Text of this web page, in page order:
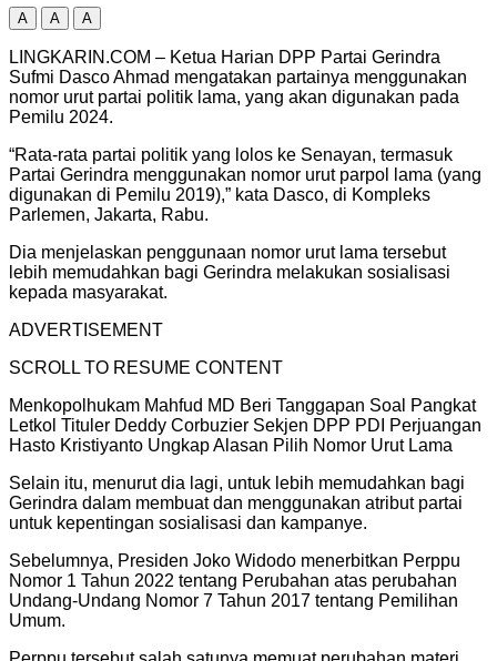
A A A
LINGKARIN.COM – Ketua Harian DPP Partai Gerindra
Sufmi Dasco Ahmad mengatakan partainya menggunakan
nomor urut partai politik lama, yang akan digunakan pada
Pemilu 2024.
“Rata-rata partai politik yang lolos ke Senayan, termasuk
Partai Gerindra menggunakan nomor urut parpol lama (yang
digunakan di Pemilu 2019),” kata Dasco, di Kompleks
Parlemen, Jakarta, Rabu.
Dia menjelaskan penggunaan nomor urut lama tersebut
lebih memudahkan bagi Gerindra melakukan sosialisasi
kepada masyarakat.
ADVERTISEMENT
SCROLL TO RESUME CONTENT
Menkopolhukam Mahfud MD Beri Tanggapan Soal Pangkat
Letkol Tituler Deddy Corbuzier Sekjen DPP PDI Perjuangan
Hasto Kristiyanto Ungkap Alasan Pilih Nomor Urut Lama
Selain itu, menurut dia lagi, untuk lebih memudahkan bagi
Gerindra dalam membuat dan menggunakan atribut partai
untuk kepentingan sosialisasi dan kampanye.
Sebelumnya, Presiden Joko Widodo menerbitkan Perppu
Nomor 1 Tahun 2022 tentang Perubahan atas perubahan
Undang-Undang Nomor 7 Tahun 2017 tentang Pemilihan
Umum.